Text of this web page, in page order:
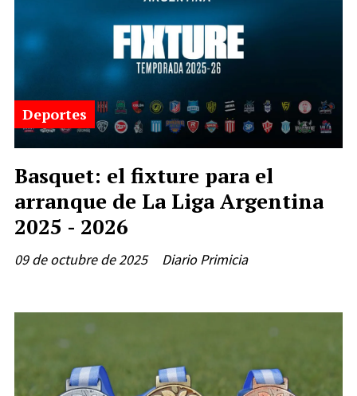
Basquet: el fixture para el
arranque de La Liga Argentina
2025 - 2026
Diario Primicia
Deportes
09 de octubre de 2025